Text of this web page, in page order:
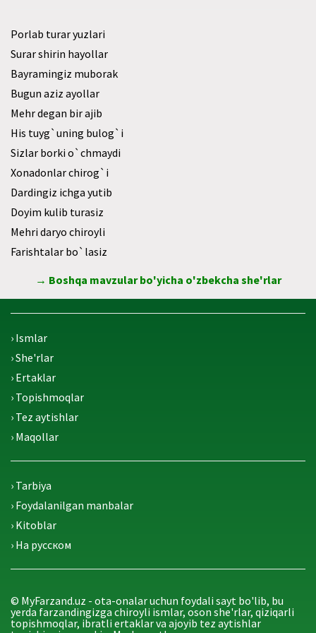
Porlab turar yuzlari
Surar shirin hayollar
Bayramingiz muborak
Bugun aziz ayollar
Mehr degan bir ajib
His tuyg`uning bulog`i
Sizlar borki o`chmaydi
Xonadonlar chirog`i
Dardingiz ichga yutib
Doyim kulib turasiz
Mehri daryo chiroyli
Farishtalar bo`lasiz
→ Boshqa mavzular bo'yicha o'zbekcha she'rlar
› Ismlar
› She'rlar
› Ertaklar
› Topishmoqlar
› Tez aytishlar
› Maqollar
› Tarbiya
› Foydalanilgan manbalar
› Kitoblar
› На русском
© MyFarzand.uz - ota-onalar uchun foydali sayt bo'lib, bu
yerda farzandingizga chiroyli ismlar, oson she'rlar, qiziqarli
topishmoqlar, ibratli ertaklar va ajoyib tez aytishlar